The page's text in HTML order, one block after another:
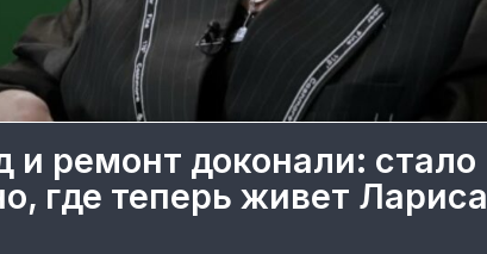
и ремонт доконали: стало
где теперь живет Лариса